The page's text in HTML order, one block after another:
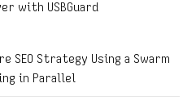
with USBGuard
SEO Strategy Using a Swarm
in Parallel